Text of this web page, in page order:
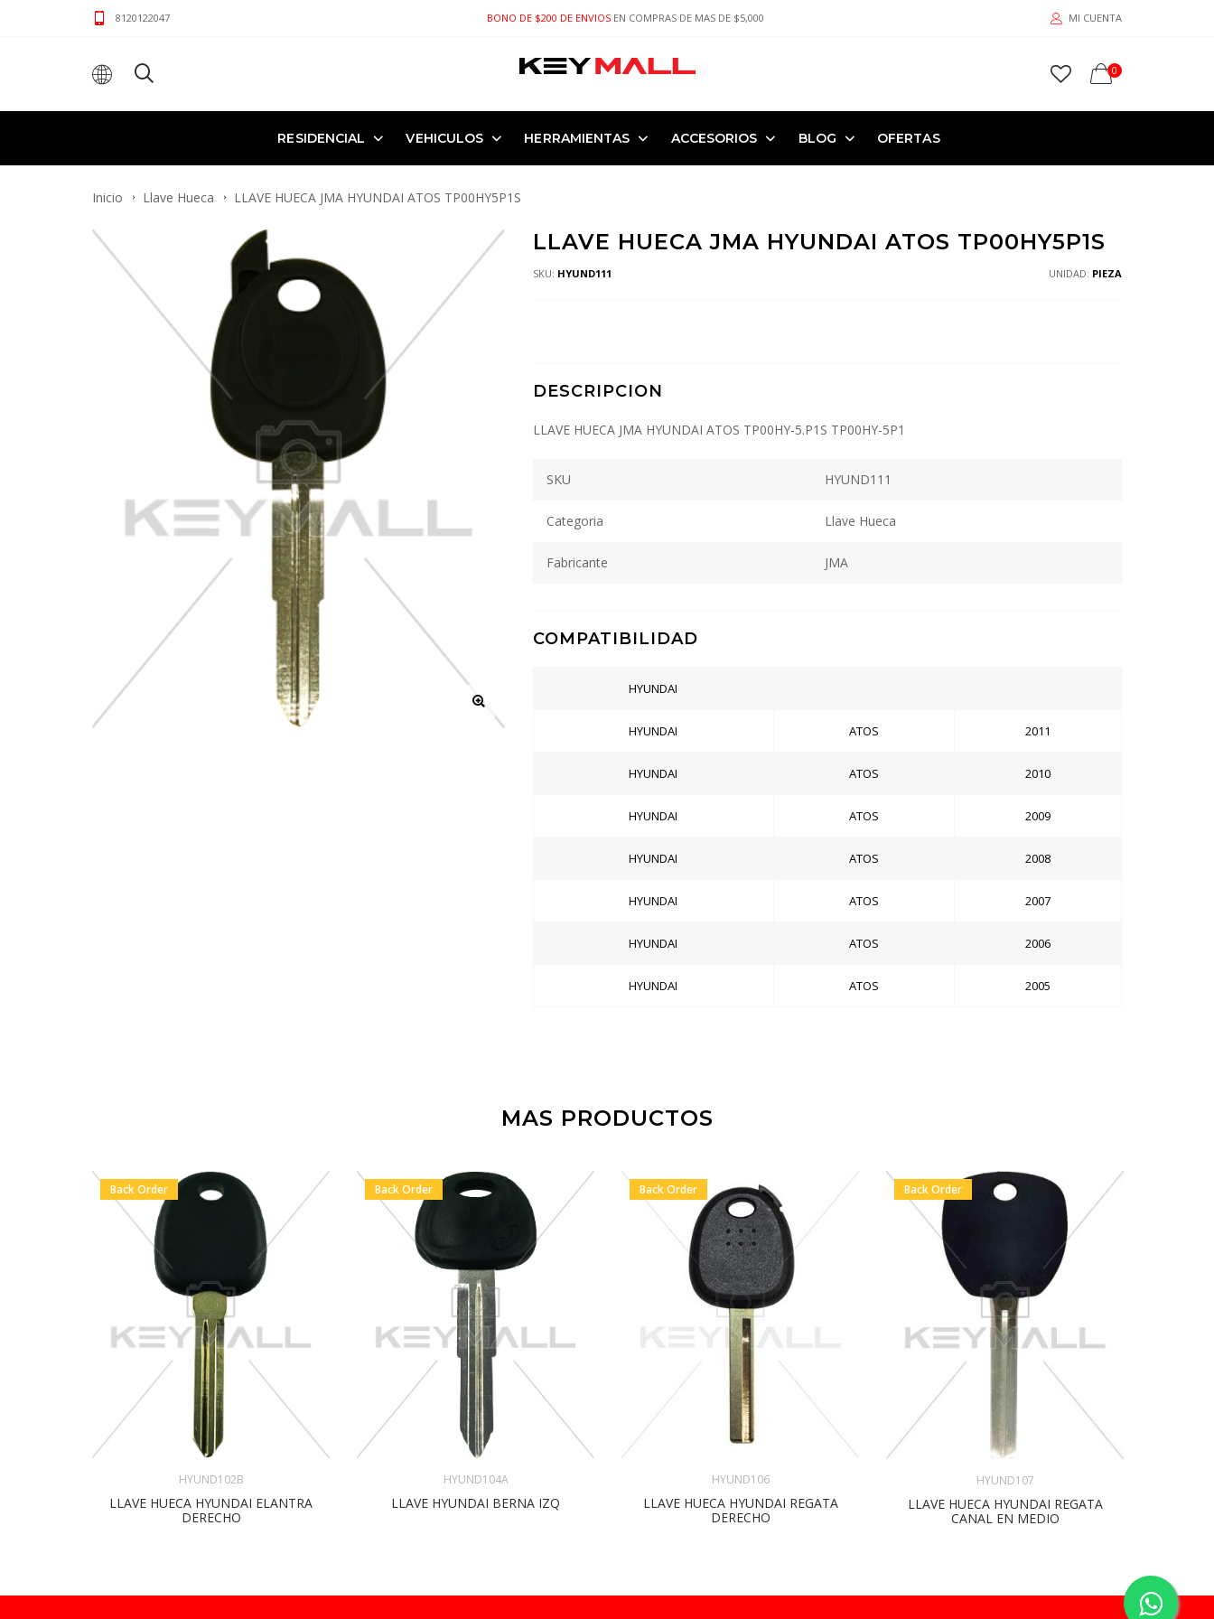
8120122047 BONO DE $200 DE ENVIOS EN COMPRAS DE MAS DE $5,000 MI CUENTA
0
RESIDENCIAL VEHICULOS HERRAMIENTAS ACCESORIOS BLOG OFERTAS
Inicio Llave Hueca LLAVE HUECA JMA HYUNDAI ATOS TP00HY5P1S
LLAVE HUECA JMA HYUNDAI ATOS TP00HY5P1S
SKU: HYUND111 UNIDAD: PIEZA
DESCRIPCION
LLAVE HUECA JMA HYUNDAI ATOS TP00HY-5.P1S TP00HY-5P1
SKU HYUND111
Categoria Llave Hueca
Fabricante JMA
COMPATIBILIDAD
HYUNDAI
HYUNDAI ATOS 2011
HYUNDAI ATOS 2010
HYUNDAI ATOS 2009
HYUNDAI ATOS 2008
HYUNDAI ATOS 2007
HYUNDAI ATOS 2006
HYUNDAI ATOS 2005
MAS PRODUCTOS
Back Order
HYUND102B
LLAVE HUECA HYUNDAI ELANTRA
DERECHO
Back Order
HYUND104A
LLAVE HYUNDAI BERNA IZQ
Back Order
HYUND106
LLAVE HUECA HYUNDAI REGATA
DERECHO
Back Order
HYUND107
LLAVE HUECA HYUNDAI REGATA
CANAL EN MEDIO